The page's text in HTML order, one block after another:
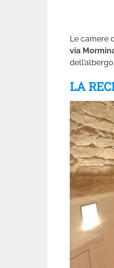
Le camere
via
LA